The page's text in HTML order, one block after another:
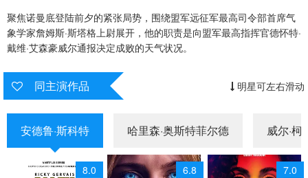
聚焦诺曼底登陆前夕的紧张局势，围绕盟军远征军最高司令部首席气
象学家詹姆斯·斯塔格上尉展开，他的职责是向盟军最高指挥官德怀特·
戴维·艾森豪威尔通报决定成败的天气状况。
同主演作品 明星可左右滑动
安德鲁·斯科特 哈里森·奥斯特菲尔德 威尔·柯
8.0 6.8 7.0